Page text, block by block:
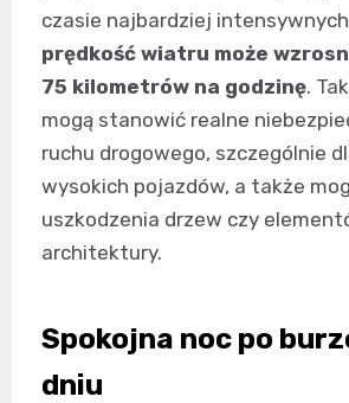
czasie najbardziej
prędkość wiatru może
75 kilometrów na godzinę.
mogą stanowić realne
ruchu drogowego, szczególnie
wysokich pojazdów, a także
uszkodzenia drzew czy
architektury.
Spokojna noc po
dniu